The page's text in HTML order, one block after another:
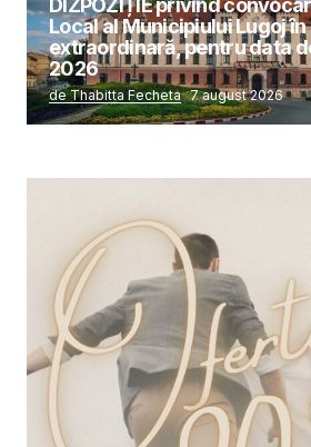
DIZPOZIȚIE privind
Local al Municipiului Lugoj
extraordinară, pentru data
2026
de Thabitta Fecheta 7 august 2026